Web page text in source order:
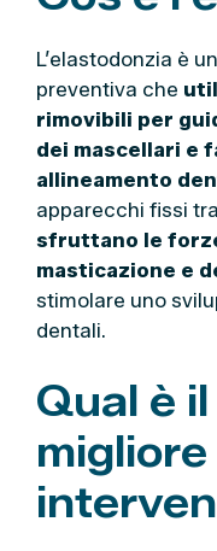
L’elastodonzia è
preventiva che
rimovibili per
dei mascellari e
allineamento
apparecchi fissi
sfruttano le
masticazione e
stimolare uno
dentali.
Qual è